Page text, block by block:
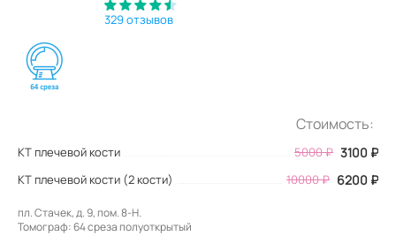
329 отзывов
Стоимость:
КТ плечевой кости 5000₽ 3100 ₽
КТ плечевой кости (2 кости) 10000 ₽ 6200 ₽
пл. Стачек, д. 9, пом. 8-Н.
Томограф: 64 среза полуоткрытый